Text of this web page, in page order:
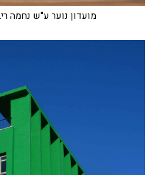
מועדון נוער ע"ש נחמה